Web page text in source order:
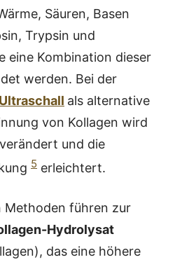
Säuren, Basen
Trypsin und
eine Kombination dieser
werden. Bei der
Ultraschall als alternative
von Kollagen wird
und die
5 erleichtert.
Methoden führen zur
Hydrolysat
das eine höhere